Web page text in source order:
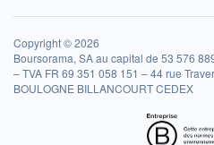
Copyright © 2026
Boursorama, SA au capital de 53 576
– TVA FR 69 351 058 151 – 44 rue
BOULOGNE BILLANCOURT CEDEX